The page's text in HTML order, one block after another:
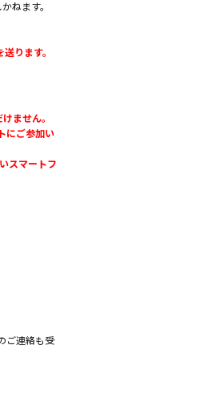
ねます。
ります。
ません。
にご参加い
スマートフ
ご連絡も受